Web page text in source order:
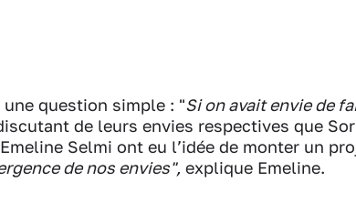
question simple : "Si on avait envie de
de leurs envies respectives que
Selmi ont eu l’idée de monter un
de nos envies", explique Emeline.